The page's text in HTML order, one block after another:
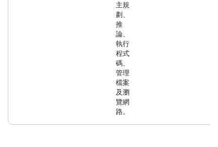
主規
劃、
推
論、
執行
程式
碼、
管理
檔案
及瀏
覽網
路。